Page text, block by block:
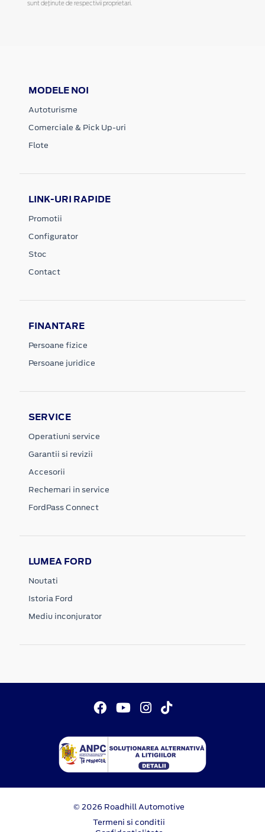
sunt deținute de respectivii proprietari.
MODELE NOI
Autoturisme
Comerciale & Pick Up-uri
Flote
LINK-URI RAPIDE
Promotii
Configurator
Stoc
Contact
FINANTARE
Persoane fizice
Persoane juridice
SERVICE
Operatiuni service
Garantii si revizii
Accesorii
Rechemari in service
FordPass Connect
LUMEA FORD
Noutati
Istoria Ford
Mediu inconjurator
© 2026 Roadhill Automotive
Termeni si conditii